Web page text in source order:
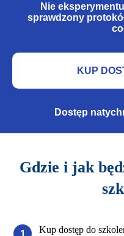
Nie
sprawdzony
KUP
Dostęp
Gdzie i jak
Kup dostęp do